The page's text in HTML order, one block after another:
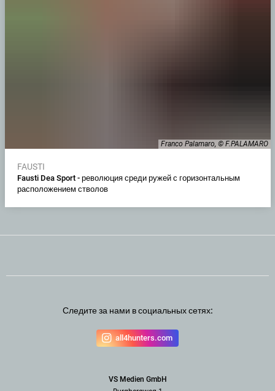
Franco Palamaro, © F.PALAMARO
FAUSTI
Fausti Dea Sport - революция среди ружей с горизонтальным
расположением стволов
Следите за нами в социальных сетях:
all4hunters.com
VS Medien GmbH